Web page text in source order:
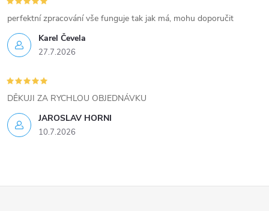
v
ý
p
i
s
u
Karel Čevela
27.7.2026
perfektní zpracování vše funguje tak jak má, mohu doporučit
JAROSLAV HORNI
10.7.2026
DĚKUJI ZA RYCHLOU OBJEDNÁVKU